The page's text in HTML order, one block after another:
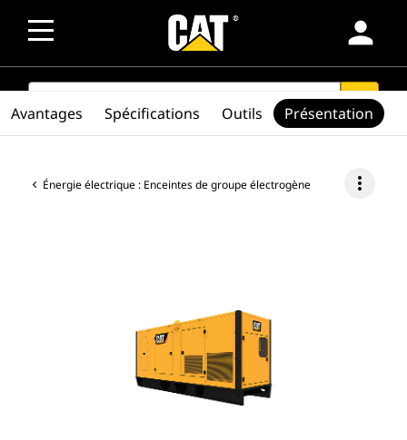
person
SEARCH search
Énergie électrique : Enceintes de groupe électrogène more_vert
Avantages Spécifications Outils Présentation